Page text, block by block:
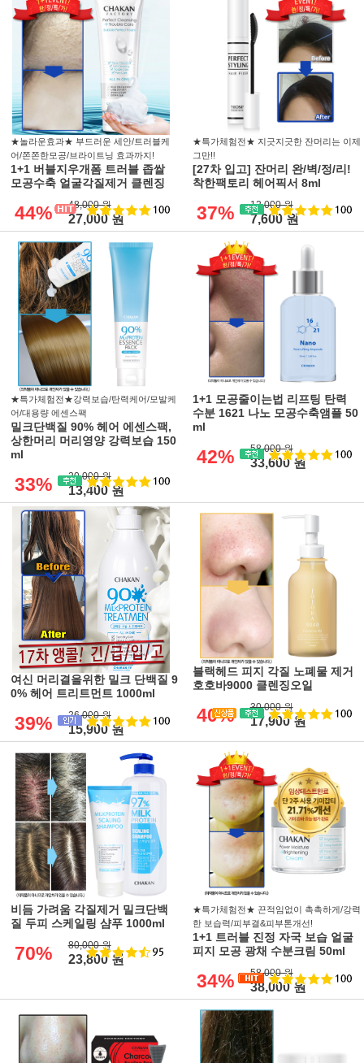
★놀라운효과★ 부드러운 세안/트러블케
어/쫀쫀한모공/브라이트닝 효과까지!
1+1 버블지우개폼 트러블 좁쌀
모공수축 얼굴각질제거 클렌징
44% 48,000 원
27,000 원
★특가체험전★ 지긋지긋한 잔머리는 이제
그만!!
[27차 입고] 잔머리 완/벽/정/리!
착한팩토리 헤어픽서 8ml
37% 12,000 원
7,600 원
★특가체험전★강력보습/탄력케어/모발케
어/대용량 에센스팩
밀크단백질 90% 헤어 에센스팩,
상한머리 머리영양 강력보습 150
ml
33% 20,000 원
13,400 원
1+1 모공줄이는법 리프팅 탄력
수분 1621 나노 모공수축앰플 50
ml
42% 58,000 원
33,600 원
여신 머리결을위한 밀크 단백질 9
0% 헤어 트리트먼트 1000ml
39% 26,000 원
15,900 원
블랙헤드 피지 각질 노폐물 제거
호호바9000 클렌징오일
40% 30,000 원
17,900 원
비듬 가려움 각질제거 밀크단백
질 두피 스케일링 샴푸 1000ml
70% 80,000 원
23,800 원
★특가체험전★ 끈적임없이 촉촉하게/강력
한 보습력/피부결&피부톤개선!
1+1 트러블 진정 자국 보습 얼굴
피지 모공 광채 수분크림 50ml
34% 58,000 원
38,000 원